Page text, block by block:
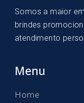
Somos a maior
brindes
atendimento
Menu
Home